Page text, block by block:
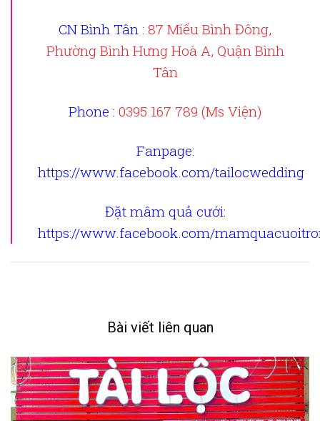
CN Bình Tân : 87 Miếu Bình Đông,
Phường Bình Hưng Hoà A, Quận Bình
Tân
Phone : 0395 167 789 (Ms Viện)
Fanpage:
https://www.facebook.com/tailocwedding
Đặt mâm quả cưới:
https://www.facebook.com/
Bài viết liên quan